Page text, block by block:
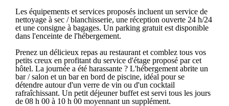
Les équipements et services proposés incluent un service de
nettoyage à sec / blanchisserie, une réception ouverte 24 h/24
et une consigne à bagages. Un parking gratuit est disponible
dans l'enceinte de l'hébergement.
Prenez un délicieux repas au restaurant et comblez tous vos
petits creux en profitant du service d'étage proposé par cet
hôtel. La journée a été harassante ? L'hébergement abrite un
bar / salon et un bar en bord de piscine, idéal pour se
détendre autour d'un verre de vin ou d'un cocktail
rafraîchissant. Un petit déjeuner buffet est servi tous les jours
de 08 h 00 à 10 h 00 moyennant un supplément.